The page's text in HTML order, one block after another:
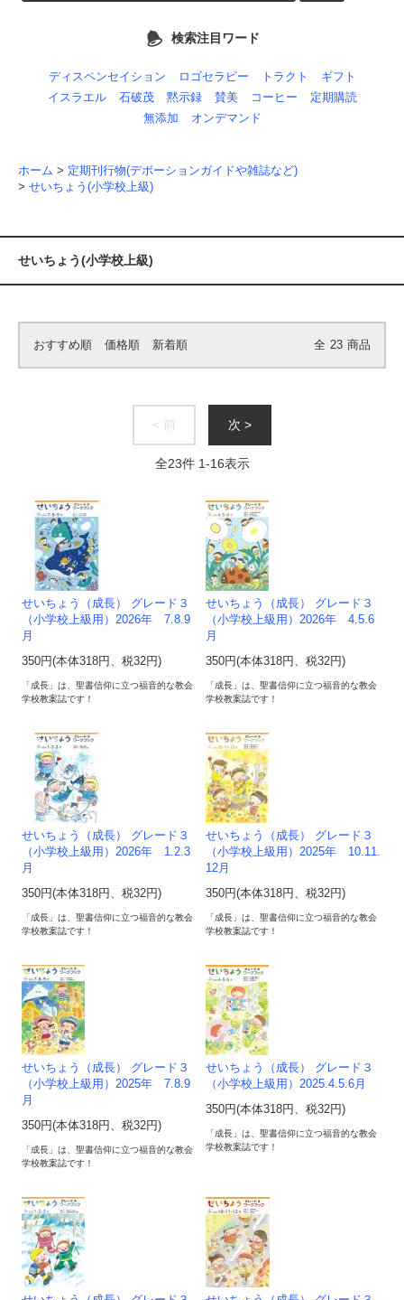
検索注目ワード
ディスペンセイション ロゴセラピー トラクト
ギフト
イスラエル
石破茂 黙示録 賛美 コーヒー
定期購読
無添加
オンデマンド
ホーム > 定期刊行物(デボーションガイドや雑誌など)
> せいちょう(小学校上級)
せいちょう(小学校上級)
おすすめ順 価格順 新着順 全 23 商品
< 前 次 >
全23件 1-16表示
せいちょう（成長） グレード３
（小学校上級用）2026年 7.8.9
月
350円(本体318円、税32円)
「成長」は、聖書信仰に立つ福音的な教会
学校教案誌です！
せいちょう（成長） グレード３
（小学校上級用）2026年 4.5.6
月
350円(本体318円、税32円)
「成長」は、聖書信仰に立つ福音的な教会
学校教案誌です！
せいちょう（成長） グレード３
（小学校上級用）2026年 1.2.3
月
350円(本体318円、税32円)
「成長」は、聖書信仰に立つ福音的な教会
学校教案誌です！
せいちょう（成長） グレード３
（小学校上級用）2025年 10.11.
12月
350円(本体318円、税32円)
「成長」は、聖書信仰に立つ福音的な教会
学校教案誌です！
せいちょう（成長） グレード３
（小学校上級用）2025年 7.8.9
月
350円(本体318円、税32円)
「成長」は、聖書信仰に立つ福音的な教会
学校教案誌です！
せいちょう（成長） グレード３
（小学校上級用）2025.4.5.6月
350円(本体318円、税32円)
「成長」は、聖書信仰に立つ福音的な教会
学校教案誌です！